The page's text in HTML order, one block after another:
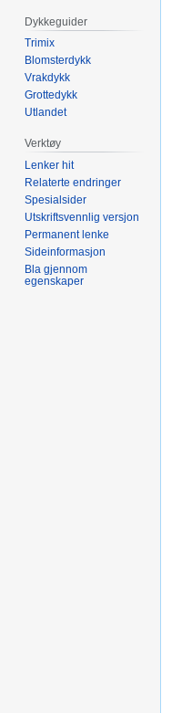
Dykkeguider
Trimix
Blomsterdykk
Vrakdykk
Grottedykk
Utlandet
Verktøy
Lenker hit
Relaterte endringer
Spesialsider
Utskriftsvennlig versjon
Permanent lenke
Sideinformasjon
Bla gjennom
egenskaper